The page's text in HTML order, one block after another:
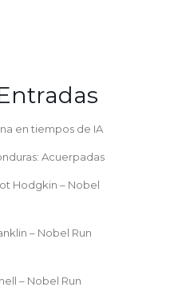
en tiempos de IA
Acuerpadas
Hodgkin – Nobel
– Nobel Run
– Nobel Run